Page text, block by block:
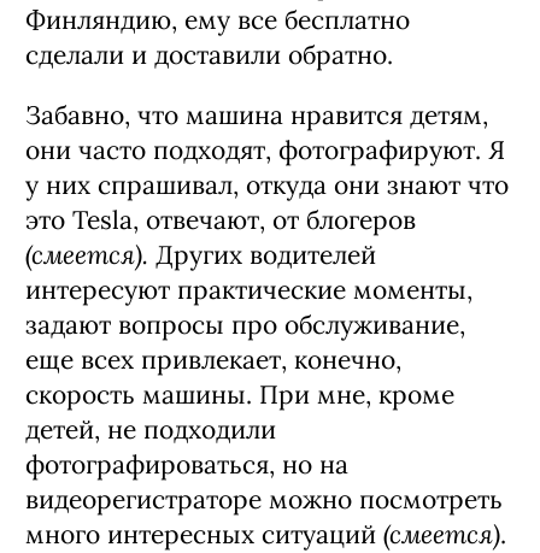
Финляндию, ему все бесплатно
сделали и доставили обратно.
Забавно, что машина нравится детям,
они часто подходят, фотографируют. Я
у них спрашивал, откуда они знают что
это Tesla, отвечают, от блогеров
(смеется). Других водителей
интересуют практические моменты,
задают вопросы про обслуживание,
еще всех привлекает, конечно,
скорость машины. При мне, кроме
детей, не подходили
фотографироваться, но на
видеорегистраторе можно посмотреть
много интересных ситуаций (смеется).